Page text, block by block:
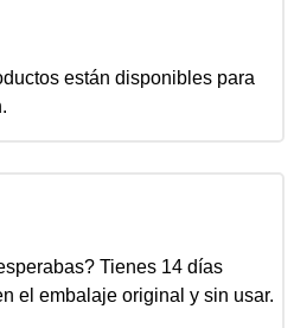
están disponibles para
Tienes 14 días
el embalaje original y sin usar.